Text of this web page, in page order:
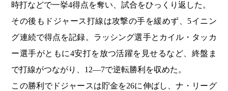
時打などで一挙4得点を奪い、試合をひっくり返した。
その後もドジャース打線は攻撃の手を緩めず、5イニン
グ連続で得点を記録。ラッシング選手とカイル・タッカ
ー選手がともに4安打を放つ活躍を見せるなど、終盤ま
で打線がつながり、12―7で逆転勝利を収めた。
この勝利でドジャースは貯金を26に伸ばし、ナ・リーグ